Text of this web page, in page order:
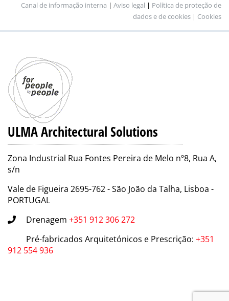
Canal de informação interna | Aviso legal | Política de proteção de
dados e de cookies | Cookies
ULMA Architectural Solutions
Zona Industrial Rua Fontes Pereira de Melo nº8, Rua A,
s/n
Vale de Figueira 2695-762 - São João da Talha, Lisboa -
PORTUGAL
Drenagem +351 912 306 272
Pré-fabricados Arquitetónicos e Prescrição: +351
912 554 936